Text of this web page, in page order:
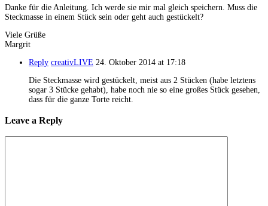
Danke für die Anleitung. Ich werde sie mir mal gleich speichern. Muss die
Steckmasse in einem Stück sein oder geht auch gestückelt?
Viele Grüße
Margrit
Reply creativLIVE 24. Oktober 2014 at 17:18
Die Steckmasse wird gestückelt, meist aus 2 Stücken (habe letztens
sogar 3 Stücke gehabt), habe noch nie so eine großes Stück gesehen,
dass für die ganze Torte reicht.
Leave a Reply